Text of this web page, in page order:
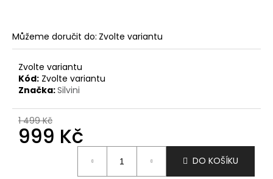
Můžeme doručit do: Zvolte variantu
Zvolte variantu
Kód: Zvolte variantu
Značka:Silvini
1 499 Kč
999 Kč
DO KOŠÍKU
o
p
u
č
u